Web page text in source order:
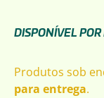
DISPONÍVEL
Produtos sob
para entrega.